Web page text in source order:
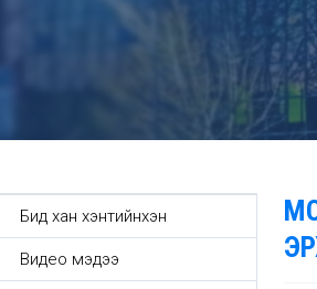
Бид хан хэнтийнхэн
Видео мэдээ